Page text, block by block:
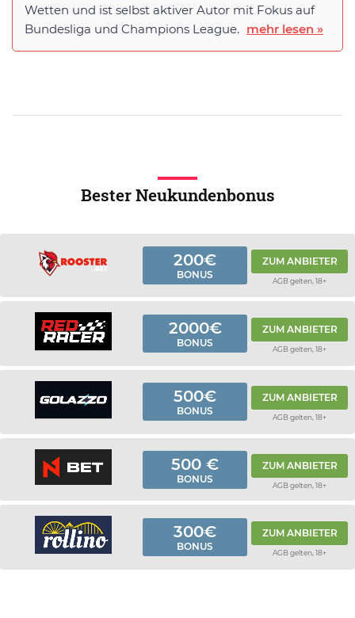
Wetten und ist selbst aktiver Autor mit Fokus auf
Bundesliga und Champions League. mehr lesen »
Bester Neukundenbonus
200€
BONUS
ZUM ANBIETER
AGB gelten, 18+
2000€
BONUS
ZUM ANBIETER
AGB gelten, 18+
500€
BONUS
ZUM ANBIETER
AGB gelten, 18+
500 €
BONUS
ZUM ANBIETER
AGB gelten, 18+
300€
BONUS
ZUM ANBIETER
AGB gelten, 18+